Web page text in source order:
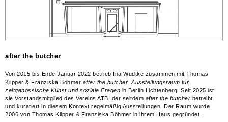
after the butcher
Von 2015 bis Ende Januar 2022 betrieb Ina Wudtke zusammen mit Thomas
Kilpper & Franziska Böhmer after the butcher. Ausstellungsraum für
zeitgenössische Kunst und soziale Fragen in Berlin Lichtenberg. Seit 2025 ist
sie Vorstandsmitglied des Vereins ATB, der seitdem after the butcher betreibt
und kuratiert in diesem Kontext regelmäßig Ausstellungen. Der Raum wurde
2006 von Thomas Kilpper & Franziska Böhmer in ihrem Haus gegründet.